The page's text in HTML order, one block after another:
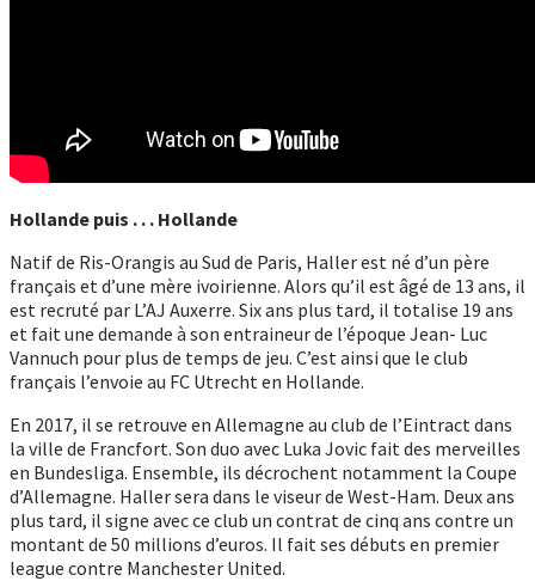
Hollande puis . . . Hollande
Natif de Ris-Orangis au Sud de Paris, Haller est né d’un père
français et d’une mère ivoirienne. Alors qu’il est âgé de 13 ans, il
est recruté par L’AJ Auxerre. Six ans plus tard, il totalise 19 ans
et fait une demande à son entraineur de l’époque Jean- Luc
Vannuch pour plus de temps de jeu. C’est ainsi que le club
français l’envoie au FC Utrecht en Hollande.
En 2017, il se retrouve en Allemagne au club de l’Eintract dans
la ville de Francfort. Son duo avec Luka Jovic fait des merveilles
en Bundesliga. Ensemble, ils décrochent notamment la Coupe
d’Allemagne. Haller sera dans le viseur de West-Ham. Deux ans
plus tard, il signe avec ce club un contrat de cinq ans contre un
montant de 50 millions d’euros. Il fait ses débuts en premier
league contre Manchester United.